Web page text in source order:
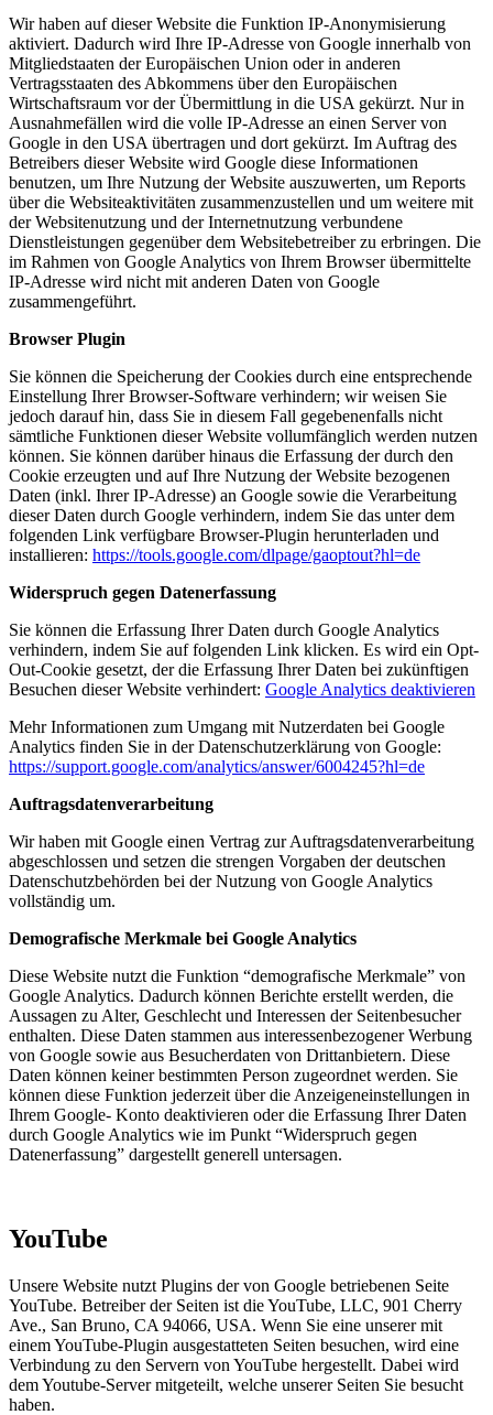
Wir haben auf dieser Website die Funktion IP-Anonymisierung
aktiviert. Dadurch wird Ihre IP-Adresse von Google innerhalb von
Mitgliedstaaten der Europäischen Union oder in anderen
Vertragsstaaten des Abkommens über den Europäischen
Wirtschaftsraum vor der Übermittlung in die USA gekürzt. Nur in
Ausnahmefällen wird die volle IP-Adresse an einen Server von
Google in den USA übertragen und dort gekürzt. Im Auftrag des
Betreibers dieser Website wird Google diese Informationen
benutzen, um Ihre Nutzung der Website auszuwerten, um Reports
über die Websiteaktivitäten zusammenzustellen und um weitere mit
der Websitenutzung und der Internetnutzung verbundene
Dienstleistungen gegenüber dem Websitebetreiber zu erbringen. Die
im Rahmen von Google Analytics von Ihrem Browser übermittelte
IP-Adresse wird nicht mit anderen Daten von Google
zusammengeführt.
Browser Plugin
Sie können die Speicherung der Cookies durch eine entsprechende
Einstellung Ihrer Browser-Software verhindern; wir weisen Sie
jedoch darauf hin, dass Sie in diesem Fall gegebenenfalls nicht
sämtliche Funktionen dieser Website vollumfänglich werden nutzen
können. Sie können darüber hinaus die Erfassung der durch den
Cookie erzeugten und auf Ihre Nutzung der Website bezogenen
Daten (inkl. Ihrer IP-Adresse) an Google sowie die Verarbeitung
dieser Daten durch Google verhindern, indem Sie das unter dem
folgenden Link verfügbare Browser-Plugin herunterladen und
installieren: https://tools.google.com/dlpage/gaoptout?hl=de
Widerspruch gegen Datenerfassung
Sie können die Erfassung Ihrer Daten durch Google Analytics
verhindern, indem Sie auf folgenden Link klicken. Es wird ein Opt-
Out-Cookie gesetzt, der die Erfassung Ihrer Daten bei zukünftigen
Besuchen dieser Website verhindert: Google Analytics deaktivieren
Mehr Informationen zum Umgang mit Nutzerdaten bei Google
Analytics finden Sie in der Datenschutzerklärung von Google:
https://support.google.com/analytics/answer/6004245?hl=de
Auftragsdatenverarbeitung
Wir haben mit Google einen Vertrag zur Auftragsdatenverarbeitung
abgeschlossen und setzen die strengen Vorgaben der deutschen
Datenschutzbehörden bei der Nutzung von Google Analytics
vollständig um.
Demografische Merkmale bei Google Analytics
Diese Website nutzt die Funktion “demografische Merkmale” von
Google Analytics. Dadurch können Berichte erstellt werden, die
Aussagen zu Alter, Geschlecht und Interessen der Seitenbesucher
enthalten. Diese Daten stammen aus interessenbezogener Werbung
von Google sowie aus Besucherdaten von Drittanbietern. Diese
Daten können keiner bestimmten Person zugeordnet werden. Sie
können diese Funktion jederzeit über die Anzeigeneinstellungen in
Ihrem Google- Konto deaktivieren oder die Erfassung Ihrer Daten
durch Google Analytics wie im Punkt “Widerspruch gegen
Datenerfassung” dargestellt generell untersagen.
YouTube
Unsere Website nutzt Plugins der von Google betriebenen Seite
YouTube. Betreiber der Seiten ist die YouTube, LLC, 901 Cherry
Ave., San Bruno, CA 94066, USA. Wenn Sie eine unserer mit
einem YouTube-Plugin ausgestatteten Seiten besuchen, wird eine
Verbindung zu den Servern von YouTube hergestellt. Dabei wird
dem Youtube-Server mitgeteilt, welche unserer Seiten Sie besucht
haben.